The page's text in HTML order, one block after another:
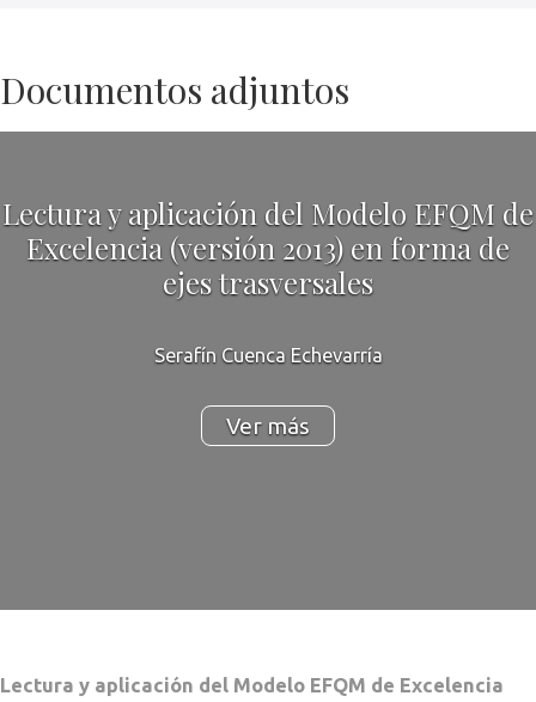
Documentos adjuntos
Lectura y aplicación del Modelo EFQM de
Excelencia (versión 2013) en forma de
ejes trasversales
Serafín Cuenca Echevarría
Ver más
Lectura y aplicación del Modelo EFQM de Excelencia